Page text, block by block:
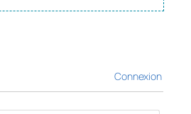
Connexion